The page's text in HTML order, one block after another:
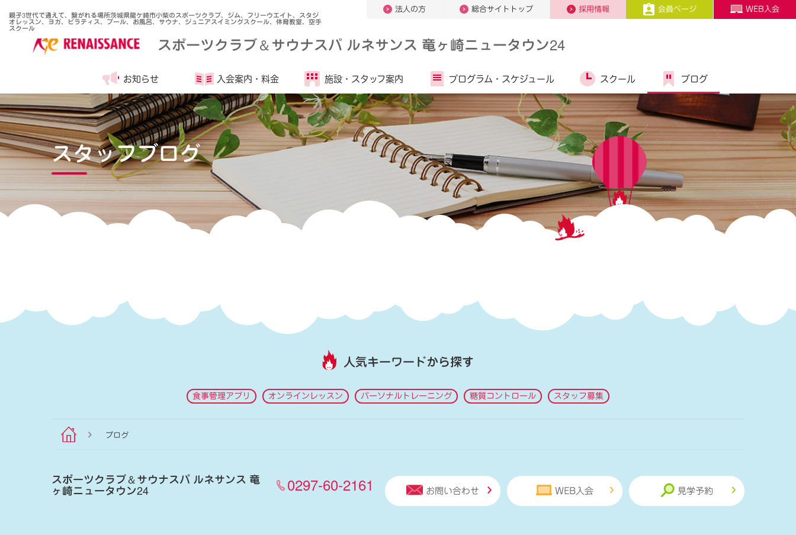
親子3世代で通えて、繋がれる場所茨城県龍ケ崎市小柴のスポーツクラブ、ジム、フリーウエイト、スタジ
オレッスン、ヨガ、ピラティス、プール、お風呂、サウナ、ジュニアスイミングスクール、体育教室、空手
スクール
法人の方 総合サイトトップ 採用情報 会員ページ WEB入会
スポーツクラブ＆サウナスパ ルネサンス 竜ヶ崎ニュータウン24
お知らせ 入会案内・ 料金 施設・ スタッフ案内 プログラム・ スケジュール スクール ブログ
スタッフブログ
人気キーワードから探す
食事管理アプリ オンラインレッスン パーソナルトレーニング 糖質コントロール スタッフ募集
ブログ
スポーツクラブ＆サウナスパ ルネサンス 竜
ヶ崎ニュータウン24 0297-60-2161 お問い合わせ WEB入会 見学予約